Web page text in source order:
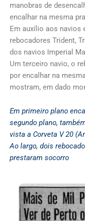
manobras de
encalhar na mesma
Em auxílio aos navios
rebocadores Trident,
dos navios Imperial
Um terceiro navio, o
por encalhar na
mostram, em dado
Em primeiro plano
segundo plano,
vista a Corveta V 20
Ao largo, dois
prestaram socorro